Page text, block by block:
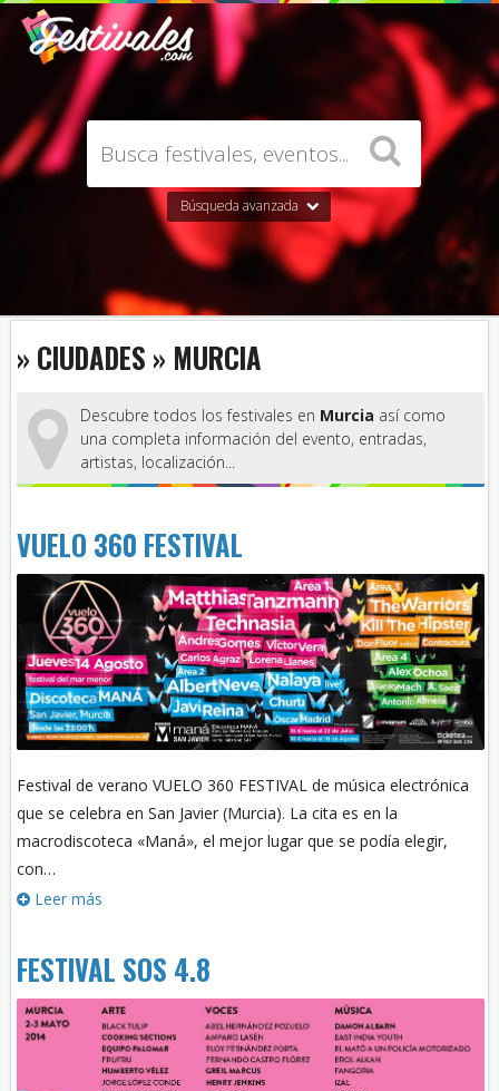
Búsqueda avanzada
» CIUDADES » MURCIA
Descubre todos los festivales en Murcia así como
una completa información del evento, entradas,
artistas, localización...
VUELO 360 FESTIVAL
Festival de verano VUELO 360 FESTIVAL de música electrónica
que se celebra en San Javier (Murcia). La cita es en la
macrodiscoteca «Maná», el mejor lugar que se podía elegir,
con…
Leer más
FESTIVAL SOS 4.8